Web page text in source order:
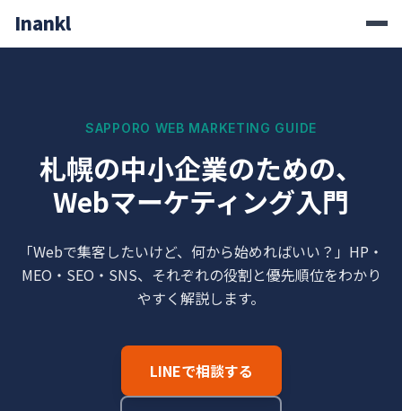
Inankl
SAPPORO WEB MARKETING GUIDE
札幌の中小企業のための、
Webマーケティング入門
「Webで集客したいけど、何から始めればいい？」 HP・
MEO・SEO・SNS、それぞれの役割と優先順位をわかり
やすく解説します。
LINEで相談する